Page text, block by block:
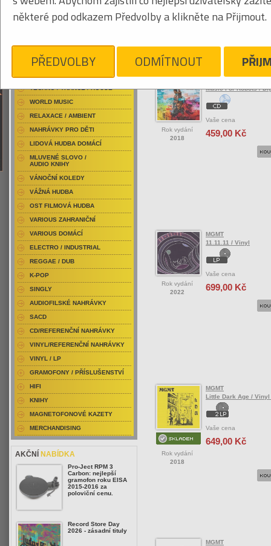
ROCK/POP
Rok vydání
2018
Music For Robots /
Vaše cena
459,00 Kč
Rok vydání
2022
MGMT
11.11.11 / Vinyl
Vaše cena
699,00 Kč
Rok vydání
2018
MGMT
Little Dark Age / Vinyl
Vaše cena
649,00 Kč
MGMT
RAP / HIP HOP DOMÁCÍ
RAP / HIP HOP ZAHRANIČNÍ
DVD / HUDBA
PUNK / HARDCORE
TECHNO / TRANCE / HOUSE
WORLD MUSIC
RELAXACE / AMBIENT
NAHRÁVKY PRO DĚTI
LIDOVÁ HUDBA DOMÁCÍ
MLUVENÉ SLOVO /
AUDIO KNIHY
VÁNOČNÍ KOLEDY
VÁŽNÁ HUDBA
OST FILMOVÁ HUDBA
VARIOUS ZAHRANIČNÍ
VARIOUS DOMÁCÍ
ELECTRO / INDUSTRIAL
REGGAE / DUB
K-POP
SINGLY
AUDIOFILSKÉ NAHRÁVKY
SACD
CD/REFERENČNÍ NAHRÁVKY
VINYL/REFERENČNÍ NAHRÁVKY
VINYL / LP
GRAMOFONY / PŘÍSLUŠENSTVÍ
HIFI
KNIHY
MAGNETOFONOVÉ KAZETY
MERCHANDISING
AKČNÍ NABÍDKA
Pro-Ject RPM 3
Carbon: nejlepší
gramofon roku EISA
2015-2016 za
poloviční cenu.
Record Store Day
2026 - zásadní tituly
některé pod odkazem Předvolby a klikněte na Přijmout.
PŘEDVOLBY ODMÍTNOUT